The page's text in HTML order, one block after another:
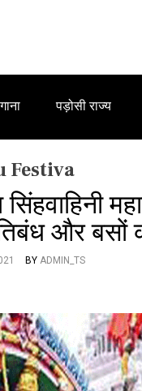
पड़ोसी राज्य
Festiva
और बसों
BY ADMIN_TS